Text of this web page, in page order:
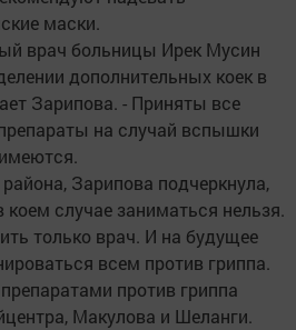
маски.
врач больницы Ирек Мусин
дополнительных коек в
Зарипова. - Приняты все
на случай вспышки
Зарипова подчеркнула,
случае заниматься нельзя.
только врач. И на будущее
всем против гриппа.
против гриппа
Макулова и Шеланги.